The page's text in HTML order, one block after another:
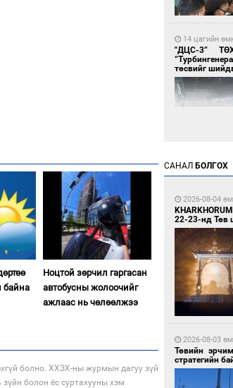
байна
Ноцтой зөрчил гаргасан
автобусны жолоочийг
ажлаас нь чөлөөлжээ
болно. ХХЗХ-ны журмын дагуу зүй
зүйн болон ёс суртахууны хэм
14 цагийн
"ДЦС-3”
төсвийг
Воллейбол
хэсгийг
Таван шар
САНАЛ БОЛГОХ
2026-08-04
22-23-нд Төв
2026-08-03
Төвийн
стратегийн